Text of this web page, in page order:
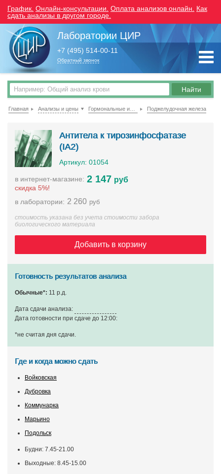
График. Онлайн-консультации. Оплата анализов онлайн.
Как
сдать анализы в другом городе.
Лаборатории ЦИР
+7 (495) 514-00-11
Обратный звонок
Главная Анализы и цены Поджелудочная железа
Антитела к тирозинфосфатазе
(IA2)
Артикул: 01054
в интернет-магазине:
скидка 5%!
2 147 руб
в лаборатории: 2 260 руб
стоимость указана без учета стоимости забора
биологического материала
Добавить в корзину
Готовность результатов анализа
Обычные*: 11 р.д.
Дата сдачи анализа:
Дата готовности при сдаче до 12:00:
*не считая дня сдачи.
Где и когда можно сдать
Войковская
Дубровка
Коммунарка
Марьино
Подольск
Будни: 7.45-21.00
Выходные: 8.45-15.00